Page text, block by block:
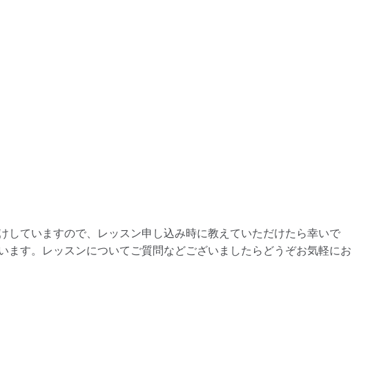
ていますので、レッスン申し込み時に教えていただけたら幸いで
す。レッスンについてご質問などございましたらどうぞお気軽にお